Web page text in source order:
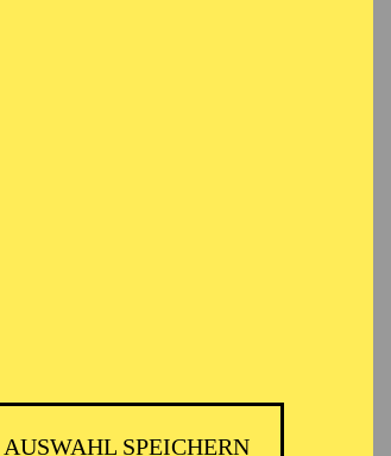
AUSWAHL SPEICHERN